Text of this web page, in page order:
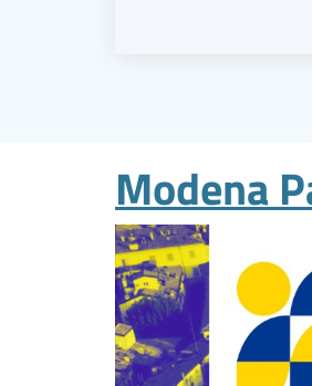
Modena